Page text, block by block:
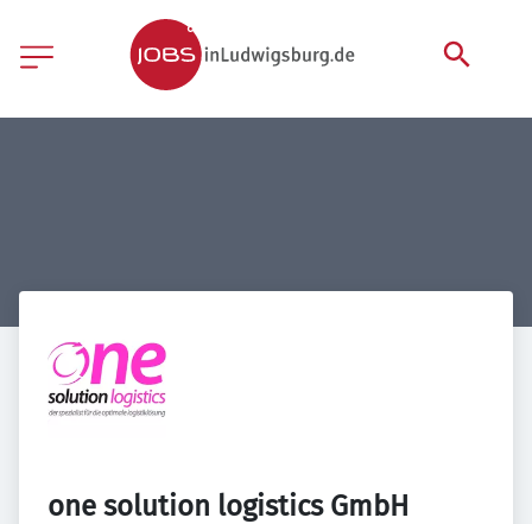
one solution logistics GmbH